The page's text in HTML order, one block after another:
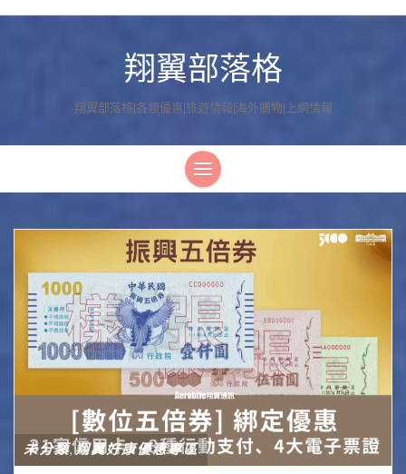
翔翼部落格
翔翼部落格|各類優惠|旅遊情報|海外購物|上網情報
未分類,翔翼好康優惠專區